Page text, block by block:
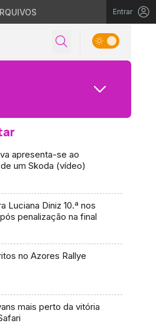
Entrar
apresenta-se ao
volante de um Skoda (vídeo)
Luciana Diniz 10.ª nos
penalização na final
no Azores Rallye
mais perto da vitória